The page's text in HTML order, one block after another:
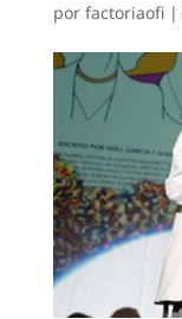
por factoriaofi|